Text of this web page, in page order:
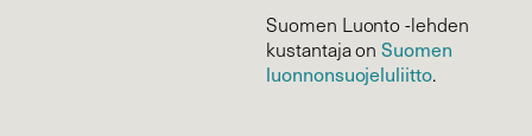
Suomen Luonto -lehden
kustantaja onSuomen
luonnonsuojelu­liitto.